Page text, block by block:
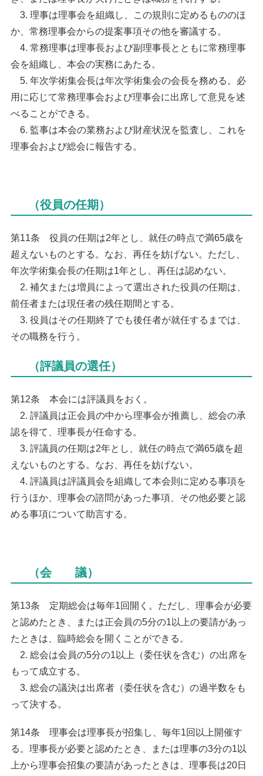
3. 理事は理事会を組織し、この規則に定めるもののほ
か、常務理事会からの提案事項その他を審議する。
4. 常務理事は理事長および副理事長とともに常務理事
会を組織し、本会の実務にあたる。
5. 年次学術集会長は年次学術集会の会長を務める。必
用に応じて常務理事会および理事会に出席して意見を述
べることができる。
6. 監事は本会の業務および財産状況を監査し、これを
理事会および総会に報告する。
（役員の任期）
第11条 役員の任期は2年とし、就任の時点で満65歳を
超えないものとする。なお、再任を妨げない。ただし、
年次学術集会長の任期は1年とし、再任は認めない。
2. 補欠または増員によって選出された役員の任期は、
前任者または現任者の残任期間とする。
3. 役員はその任期終了でも後任者が就任するまでは、
その職務を行う。
（評議員の選任）
第12条 本会には評議員をおく。
2. 評議員は正会員の中から理事会が推薦し、総会の承
認を得て、理事長が任命する。
3. 評議員の任期は2年とし、就任の時点で満65歳を超
えないものとする。なお、再任を妨げない。
4. 評議員は評議員会を組織して本会則に定める事項を
行うほか、理事会の諮問があった事項、その他必要と認
める事項について助言する。
（会 議）
第13条 定期総会は毎年1回開く。ただし、理事会が必要
と認めたとき、または正会員の5分の1以上の要請があっ
たときは、臨時総会を開くことができる。
2. 総会は会員の5分の1以上（委任状を含む）の出席を
もって成立する。
3. 総会の議決は出席者（委任状を含む）の過半数をも
って決する。
第14条 理事会は理事長が招集し、毎年1回以上開催す
る。理事長が必要と認めたとき、または理事の3分の1以
上から理事会招集の要請があったときは、理事長は20日